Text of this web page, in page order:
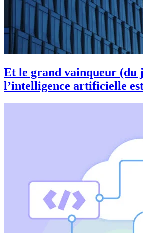
Et le grand vainqueur (du
l’intelligence artificielle